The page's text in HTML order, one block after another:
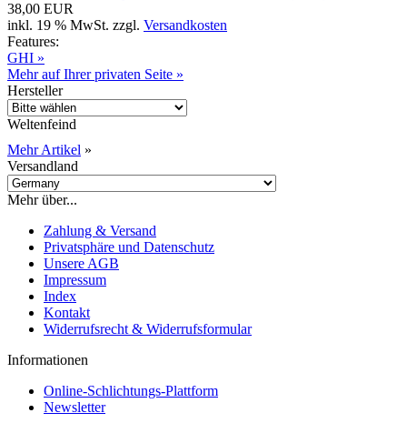
38,00 EUR
inkl. 19 % MwSt. zzgl. Versandkosten
Features:
GHI »
Mehr auf Ihrer privaten Seite »
Hersteller
Weltenfeind
Mehr Artikel »
Versandland
Mehr über...
Zahlung & Versand
Privatsphäre und Datenschutz
Unsere AGB
Impressum
Index
Kontakt
Widerrufsrecht & Widerrufsformular
Informationen
Online-Schlichtungs-Plattform
Newsletter